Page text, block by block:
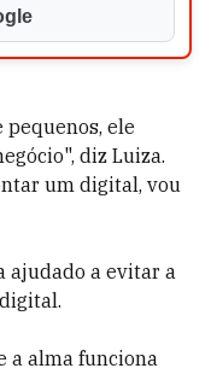
pequenos, ele
diz Luiza.
um digital, vou
ajudado a evitar a
a alma funciona